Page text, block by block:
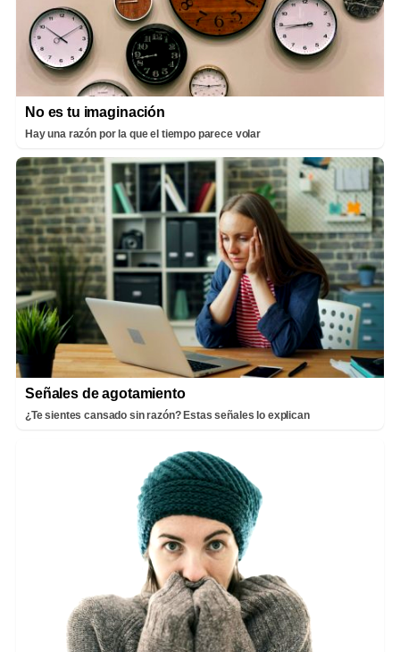
No es tu imaginación
Hay una razón por la que el tiempo parece volar
Señales de agotamiento
¿Te sientes cansado sin razón? Estas señales lo explican